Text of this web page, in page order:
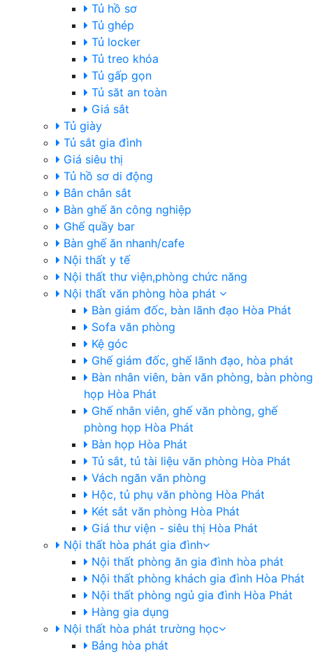
Tủ hồ sơ
Tủ ghép
Tủ locker
Tủ treo khóa
Tủ gấp gọn
Tủ săt an toàn
Giá sắt
Tủ giày
Tủ sắt gia đình
Giá siêu thị
Tủ hồ sơ di động
Bân chân sắt
Bàn ghế ăn công nghiệp
Ghế quầy bar
Bàn ghế ăn nhanh/cafe
Nội thất y tế
Nội thất thư viện,phòng chức năng
Nội thất văn phòng hòa phát
Bàn giám đốc, bàn lãnh đạo Hòa Phát
Sofa văn phòng
Kệ góc
Ghế giám đốc, ghế lãnh đạo, hòa phát
Bàn nhân viên, bàn văn phòng, bàn phòng
họp Hòa Phát
Ghế nhân viên, ghế văn phòng, ghế
phòng họp Hòa Phát
Bàn họp Hòa Phát
Tủ sắt, tủ tài liệu văn phòng Hòa Phát
Vách ngăn văn phòng
Hộc, tủ phụ văn phòng Hòa Phát
Két sắt văn phòng Hòa Phát
Giá thư viện - siêu thị Hòa Phát
Nội thất hòa phát gia đình
Nội thất phòng ăn gia đình hòa phát
Nội thất phòng khách gia đình Hòa Phát
Nội thất phòng ngủ gia đình Hòa Phát
Hàng gia dụng
Nội thất hòa phát trường học
Bảng hòa phát